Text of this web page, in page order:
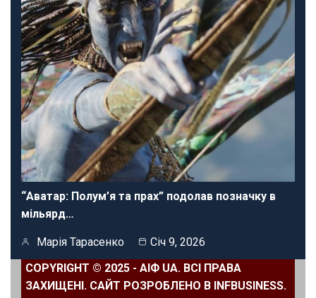
“Аватар: Полум’я та прах” подолав позначку в
мільярд…
Марія Тарасенко
Січ 9, 2026
COPYRIGHT © 2025 - АІФ UA. ВСІ ПРАВА
ЗАХИЩЕНІ. САЙТ РОЗРОБЛЕНО В INFBUSINESS.